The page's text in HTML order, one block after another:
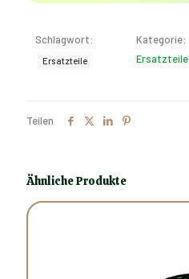
Schlagwort:
Ersatzteile
Kategorie:
Ersatzteile
Teilen
Ähnliche Produkte